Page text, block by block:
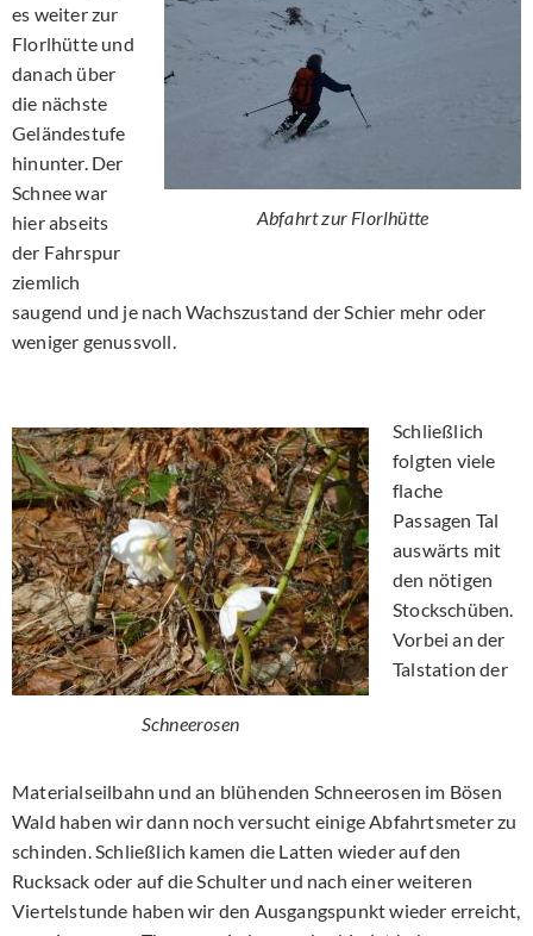
Abfahrt zur Florlhütte
es weiter zur
Florlhütte und
danach über
die nächste
Geländestufe
hinunter. Der
Schnee war
hier abseits
der Fahrspur
ziemlich
saugend und je nach Wachszustand der Schier mehr oder
weniger genussvoll.
Schneerosen
Schließlich
folgten viele
flache
Passagen Tal
auswärts mit
den nötigen
Stockschüben.
Vorbei an der
Talstation der
Materialseilbahn und an blühenden Schneerosen im Bösen
Wald haben wir dann noch versucht einige Abfahrtsmeter zu
schinden. Schließlich kamen die Latten wieder auf den
Rucksack oder auf die Schulter und nach einer weiteren
Viertelstunde haben wir den Ausgangspunkt wieder erreicht,